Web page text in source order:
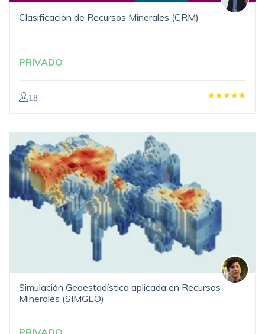
Clasificación de Recursos Minerales (CRM)
PRIVADO
18
Simulación Geoestadística aplicada en Recursos
Minerales (SIMGEO)